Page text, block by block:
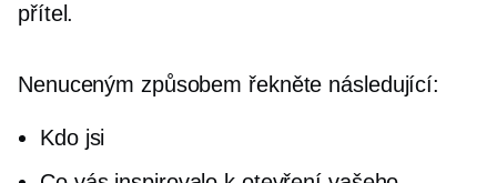
přítel.
Nenuceným způsobem řekněte následující:
Kdo jsi